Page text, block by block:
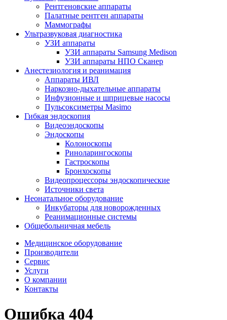
Рентгеновские аппараты
Палатные рентген аппараты
Маммографы
Ультразвуковая диагностика
УЗИ аппараты
УЗИ аппараты Samsung Medison
УЗИ аппараты НПО Сканер
Анестезиология и реанимация
Аппараты ИВЛ
Наркозно-дыхательные аппараты
Инфузионные и шприцевые насосы
Пульсоксиметры Masimo
Гибкая эндоскопия
Видеоэндоскопы
Эндоскопы
Колоноскопы
Риноларингоскопы
Гастроскопы
Бронхоскопы
Видеопроцессоры эндоскопические
Источники света
Неонатальное оборудование
Инкубаторы для новорожденных
Реанимационные системы
Общебольничная мебель
Медицинское оборудование
Производители
Сервис
Услуги
О компании
Контакты
Ошибка 404